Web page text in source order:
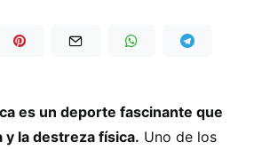
es un deporte fascinante que
y la destreza física. Uno de los